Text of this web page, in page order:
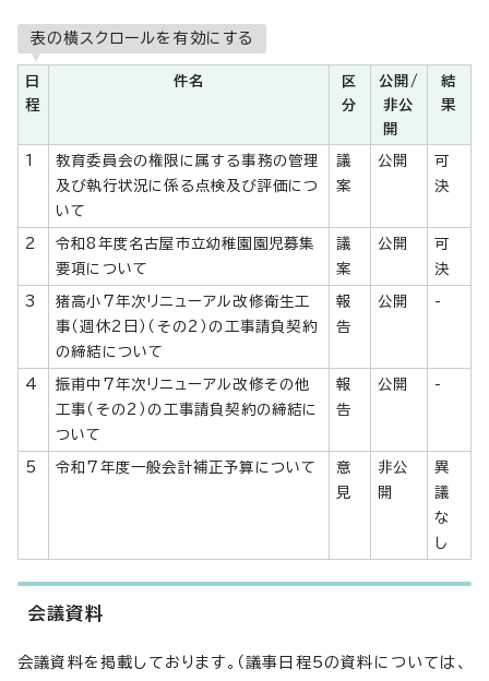
表の横スクロールを有効にする
日
程
件名
区
分
公開/
非公
開
結
果
1
教育委員会の権限に属する事務の管理
及び執行状況に係る点検及び評価につ
いて
議
案
公開
可
決
2
令和8年度名古屋市立幼稚園園児募集
要項について
議
案
公開
可
決
3
猪高小7年次リニューアル改修衛生工
事（週休2日）（その2）の工事請負契約
の締結について
報
告
公開 -
4
振甫中7年次リニューアル改修その他
工事（その2）の工事請負契約の締結に
ついて
報
告
公開 -
5 令和7年度一般会計補正予算について
意
見
非公
開
異
議
な
し
会議資料
会議資料を掲載しております。（議事日程5の資料については、